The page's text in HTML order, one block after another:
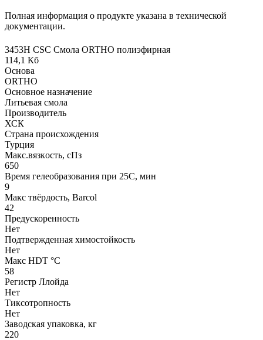
Полная информация о продукте указана в технической
документации.
3453Н CSC Смола ORTHO полиэфирная
114,1 Кб
Основа
ORTHO
Основное назначение
Литьевая смола
Производитель
ХСК
Страна происхождения
Турция
Макс.вязкoсть, сПз
650
Время гелеобразования при 25С, мин
9
Макс твёрдость, Barcol
42
Предускоренность
Нет
Подтвержденная химостойкость
Нет
Макс HDT °С
58
Регистр Ллойда
Нет
Тиксотропность
Нет
Заводская упаковка, кг
220